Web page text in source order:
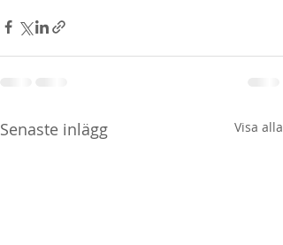
Senaste inlägg Visa alla